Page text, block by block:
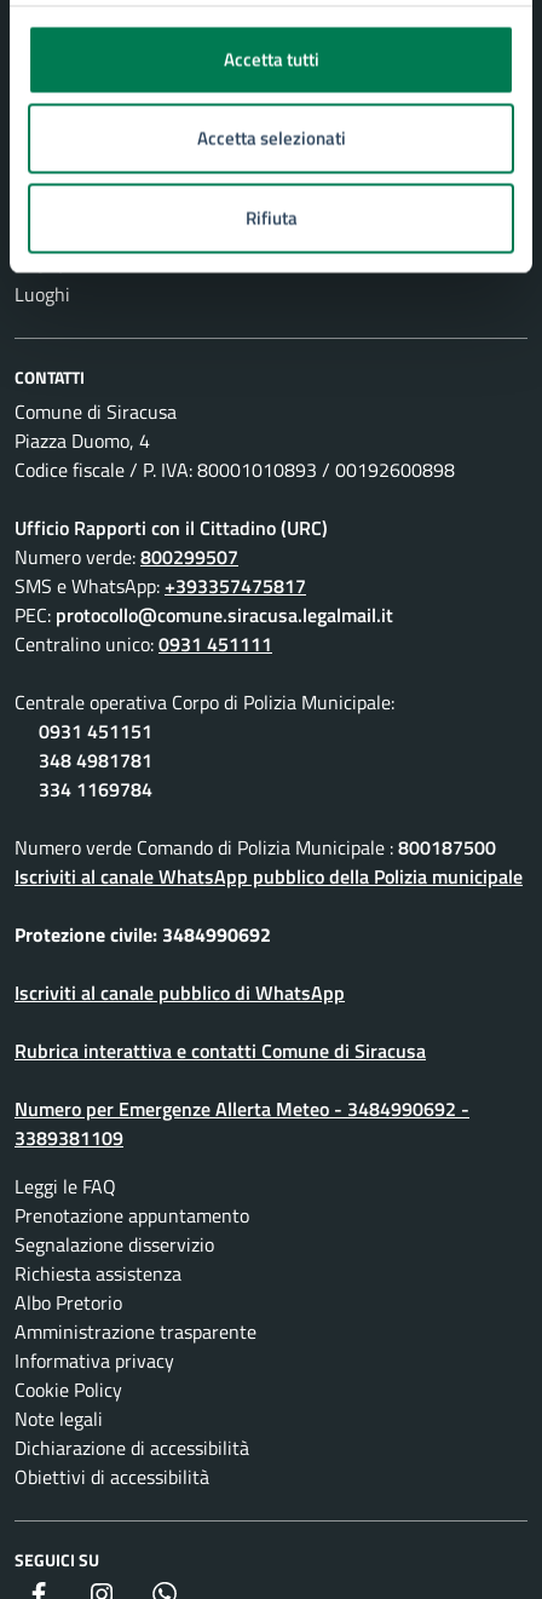
Accetta tutti
Accetta selezionati
Rifiuta
Notizie
Eventi
Luoghi
CONTATTI
Comune di Siracusa
Piazza Duomo, 4
Codice fiscale / P. IVA: 80001010893 / 00192600898
Ufficio Rapporti con il Cittadino (URC)
Numero verde:800299507
SMS e WhatsApp:+393357475817
PEC: protocollo@comune.siracusa.legalmail.it
Centralino unico:0931 451111
Centrale operativa Corpo di Polizia Municipale:
0931 451151
348 4981781
334 1169784
Numero verde Comando di Polizia Municipale :800187500
Iscriviti al canale WhatsApp pubblico della Polizia municipale
Protezione civile: 3484990692
Iscriviti al canale pubblico di WhatsApp
Rubrica interattiva e contatti Comune di Siracusa
Numero per Emergenze Allerta Meteo - 3484990692 -
3389381109
Leggi le FAQ
Prenotazione appuntamento
Segnalazione disservizio
Richiesta assistenza
Albo Pretorio
Amministrazione trasparente
Informativa privacy
Cookie Policy
Note legali
Dichiarazione di accessibilità
Obiettivi di accessibilità
SEGUICI SU